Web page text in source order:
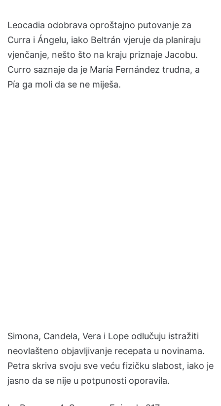
Leocadia odobrava oproštajno putovanje za
Curra i Ángelu, iako Beltrán vjeruje da planiraju
vjenčanje, nešto što na kraju priznaje Jacobu.
Curro saznaje da je María Fernández trudna, a
Pía ga moli da se ne miješa.
Simona, Candela, Vera i Lope odlučuju istražiti
neovlašteno objavljivanje recepata u novinama.
Petra skriva svoju sve veću fizičku slabost, iako je
jasno da se nije u potpunosti oporavila.